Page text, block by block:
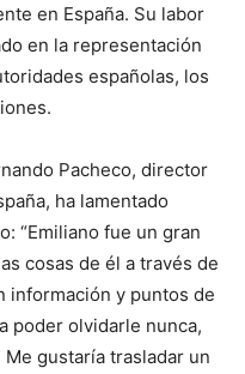
en España. Su labor
en la representación
españolas, los
Pacheco, director
ha lamentado
“Emiliano fue un gran
cosas de él a través de
información y puntos de
poder olvidarle nunca,
gustaría trasladar un